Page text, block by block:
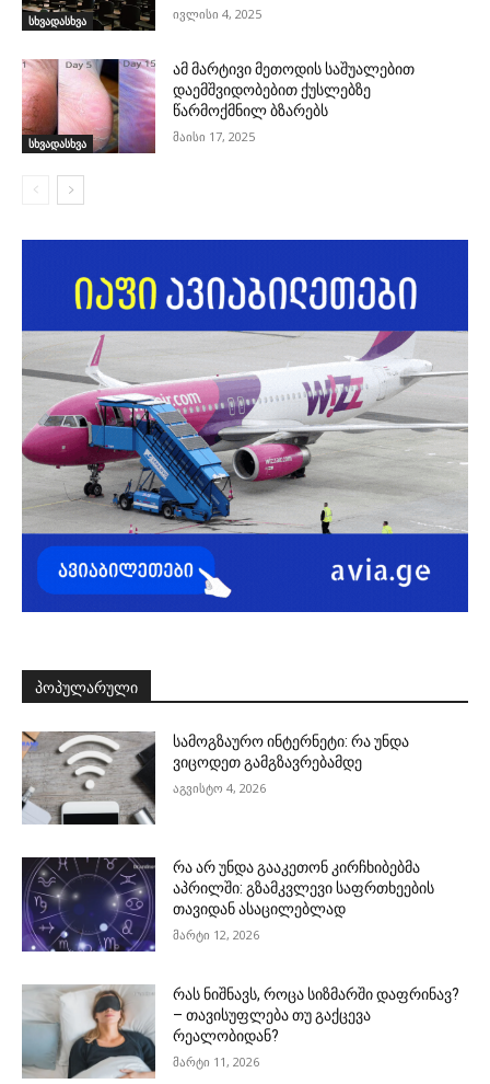
სხვადასხვა ივლისი 4, 2025
სხვადასხვა
ამ მარტივი მეთოდის საშუალებით
დაემშვიდობებით ქუსლებზე
წარმოქმნილ ბზარებს
მაისი 17, 2025
ᲞᲝᲞᲣᲚᲐᲠᲣᲚᲘ
სამოგზაურო ინტერნეტი: რა უნდა
ვიცოდეთ გამგზავრებამდე
აგვისტო 4, 2026
რა არ უნდა გააკეთონ კირჩხიბებმა
აპრილში: გზამკვლევი საფრთხეების
თავიდან ასაცილებლად
მარტი 12, 2026
რას ნიშნავს, როცა სიზმარში დაფრინავ?
– თავისუფლება თუ გაქცევა
რეალობიდან?
მარტი 11, 2026